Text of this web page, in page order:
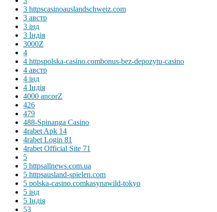
3 httpscasinoauslandschweiz.com
3 австр
3 інд
3 Індія
3000Z
4
4 httpspolska-casino.combonus-bez-depozytu-casino
4 австр
4 інд
4 Індія
4000 ancorZ
426
479
488-Spinanga Casino
4rabet Apk 14
4rabet Login 81
4rabet Official Site 71
5
5 httpsallnews.com.ua
5 httpsausland-spielen.com
5 polska-casino.comkasynawild-tokyo
5 інд
5 Індія
53